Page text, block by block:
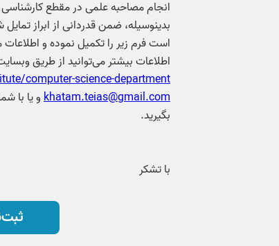
بدینوسیله، ضمن قدردانی از ابراز
است فرم زیر را تکمیل نموده و
اطلاعات بیشتر می‌توانید از طریق
computer-science-department
khatam.teias@gmail.com
با تشکر